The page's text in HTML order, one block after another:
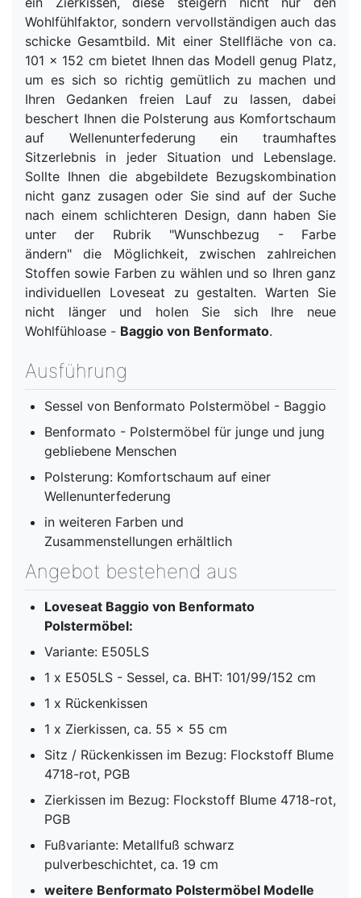
Wohlfühlfaktor, sondern vervollständigen auch das
schicke Gesamtbild. Mit einer Stellfläche von ca.
101 x 152 cm bietet Ihnen das Modell genug Platz,
um es sich so richtig gemütlich zu machen und
Ihren Gedanken freien Lauf zu lassen, dabei
beschert Ihnen die Polsterung aus Komfortschaum
auf Wellenunterfederung ein traumhaftes
Sitzerlebnis in jeder Situation und Lebenslage.
Sollte Ihnen die abgebildete Bezugskombination
nicht ganz zusagen oder Sie sind auf der Suche
nach einem schlichteren Design, dann haben Sie
unter der Rubrik "Wunschbezug - Farbe
ändern" die Möglichkeit, zwischen zahlreichen
Stoffen sowie Farben zu wählen und so Ihren ganz
individuellen Loveseat zu gestalten. Warten Sie
nicht länger und holen Sie sich Ihre neue
Wohlfühloase - Baggio von Benformato.
Ausführung
Sessel von Benformato Polstermöbel - Baggio
Benformato - Polstermöbel für junge und jung
gebliebene Menschen
Polsterung: Komfortschaum auf einer
Wellenunterfederung
in weiteren Farben und
Zusammenstellungen erhältlich
Angebot bestehend aus
Loveseat Baggio von Benformato
Polstermöbel:
Variante: E505LS
1 x E505LS - Sessel, ca. BHT: 101/99/152 cm
1 x Rückenkissen
1 x Zierkissen, ca. 55 x 55 cm
Sitz / Rückenkissen im Bezug: Flockstoff Blume
4718-rot, PGB
Zierkissen im Bezug: Flockstoff Blume 4718-rot,
PGB
Fußvariante: Metallfuß schwarz
pulverbeschichtet, ca. 19 cm
weitere Benformato Polstermöbel Modelle